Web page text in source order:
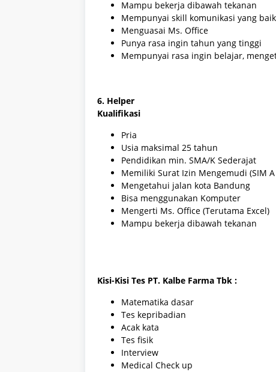
Mampu bekerja dibawah tekanan
Mempunyai skill komunikasi yang
Menguasai Ms. Office
Punya rasa ingin tahun yang tinggi
Mempunyai rasa ingin belajar,
6. Helper
Kualifikasi
Pria
Usia maksimal 25 tahun
Pendidikan min. SMA/K Sederajat
Memiliki Surat Izin Mengemudi (SIM
Mengetahui jalan kota Bandung
Bisa menggunakan Komputer
Mengerti Ms. Office (Terutama Excel)
Mampu bekerja dibawah tekanan
Kisi-Kisi Tes PT. Kalbe Farma Tbk :
Matematika dasar
Tes kepribadian
Acak kata
Tes fisik
Interview
Medical Check up